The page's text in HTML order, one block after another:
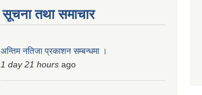
सूचना तथा समाचार
अन्तिम नतिजा प्रकाशन सम्बन्धमा ।
1 day 21 hours ago